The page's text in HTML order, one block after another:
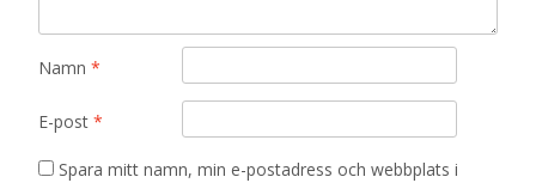
Namn *
E-post *
Spara mitt namn, min e-postadress och webbplats i